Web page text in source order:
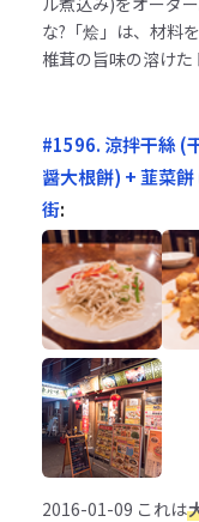
な?「烩」は、材料
椎茸の旨味の溶けた
#1596. 涼拌干絲 (
醤大根餅) + 韮菜
街:
2016-01-09 これは